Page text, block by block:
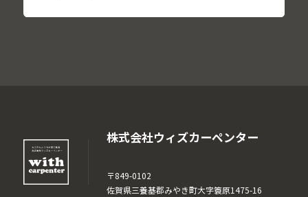
株式会社ウィズカーペンター
〒849-0102
佐賀県三養基郡みやき町大字簑原1475-16